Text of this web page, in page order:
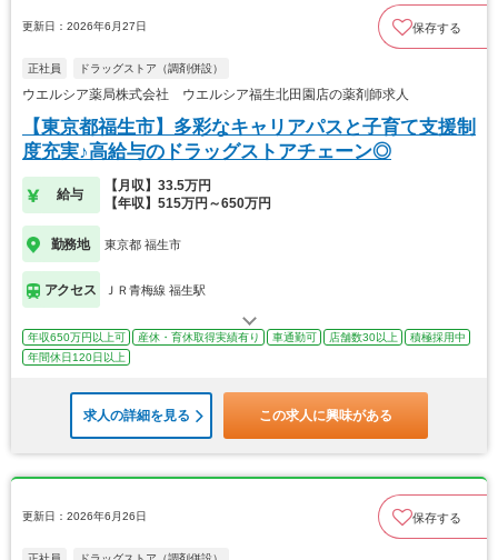
更新日：2026年6月27日 保存する
正社員 ドラッグストア（調剤併設）
ウエルシア薬局株式会社 ウエルシア福生北田園店の薬剤師求人
【東京都福生市】多彩なキャリアパスと子育て支援制
度充実♪高給与のドラッグストアチェーン◎
給与
【月収】33.5万円
【年収】515万円～650万円
勤務地 東京都 福生市
アクセス ＪＲ青梅線 福生駅
年収650万円以上可 産休・育休取得実績有り 車通勤可 店舗数30以上
積極採用中
年間休日120日以上
求人の詳細を見る この求人に興味がある
更新日：2026年6月26日 保存する